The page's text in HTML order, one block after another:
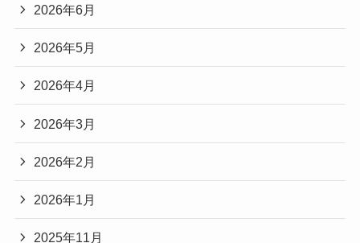
2026年6月
2026年5月
2026年4月
2026年3月
2026年2月
2026年1月
2025年11月